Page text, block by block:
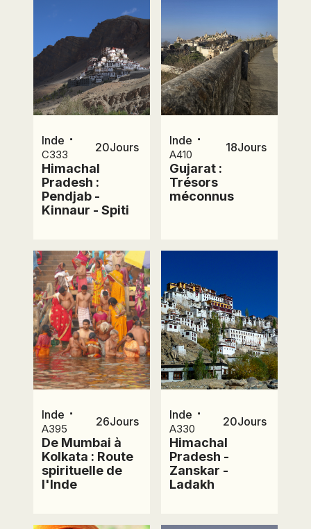
Prix et
dates
Inde ⋅
C333
20Jours
Himachal
Pradesh :
Pendjab -
Kinnaur - Spiti
Inde ⋅
A410
18Jours
Gujarat :
Trésors
méconnus
Inde ⋅
A395
26Jours
De Mumbai à
Kolkata : Route
spirituelle de
l'Inde
Inde ⋅
A330
20Jours
Himachal
Pradesh -
Zanskar -
Ladakh